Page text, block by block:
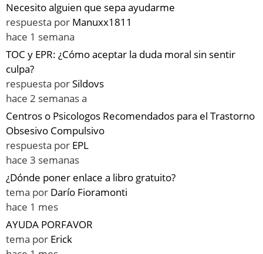
Necesito alguien que sepa ayudarme
respuesta por Manuxx1811
hace 1 semana
TOC y EPR: ¿Cómo aceptar la duda moral sin sentir
culpa?
respuesta porSildovs
hace 2 semanas a
Centros o Psicologos Recomendados para el Trastorno
Obsesivo Compulsivo
respuesta por EPL
hace 3 semanas
¿Dónde poner enlace a libro gratuito?
tema por Darío Fioramonti
hace 1 mes
AYUDA PORFAVOR
tema por Erick